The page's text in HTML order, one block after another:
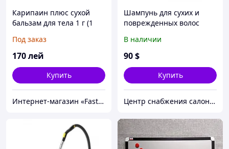
Карипаин плюс сухой
бальзам для тела 1 г (1
Под заказ
170лей
Купить
Интернет-магазин «FastShop»
Шампунь для сухих и
поврежденных волос
В наличии
90$
Купить
Центр снабжения салонов красоты DenIC